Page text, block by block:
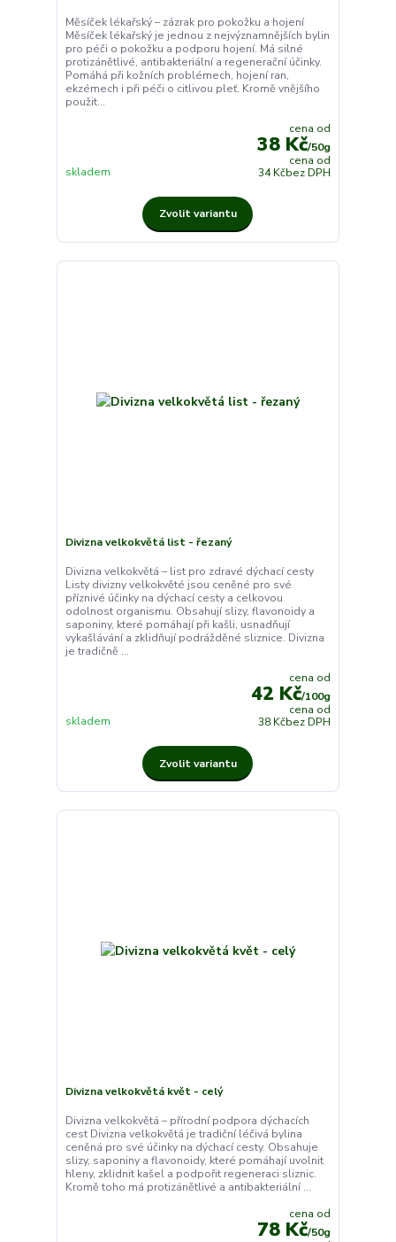
Měsíček lékařský – zázrak pro pokožku a hojení
Měsíček lékařský je jednou z nejvýznamnějších bylin
pro péči o pokožku a podporu hojení. Má silné
protizánětlivé, antibakteriální a regenerační účinky.
Pomáhá při kožních problémech, hojení ran,
ekzémech i při péči o citlivou pleť. Kromě vnějšího
použit...
cena od
38 Kč/50g
cena od
34 Kčbez DPH
skladem
Zvolit variantu
Divizna velkokvětá list - řezaný
Divizna velkokvětá – list pro zdravé dýchací cesty
Listy divizny velkokvěté jsou ceněné pro své
příznivé účinky na dýchací cesty a celkovou
odolnost organismu. Obsahují slizy, flavonoidy a
saponiny, které pomáhají při kašli, usnadňují
vykašlávání a zklidňují podrážděné sliznice. Divizna
je tradičně ...
cena od
42 Kč/100g
cena od
38 Kčbez DPH
skladem
Zvolit variantu
Divizna velkokvětá květ - celý
Divizna velkokvětá – přírodní podpora dýchacích
cest Divizna velkokvětá je tradiční léčivá bylina
ceněná pro své účinky na dýchací cesty. Obsahuje
slizy, saponiny a flavonoidy, které pomáhají uvolnit
hleny, zklidnit kašel a podpořit regeneraci sliznic.
Kromě toho má protizánětlivé a antibakteriální ...
cena od
78 Kč/50g